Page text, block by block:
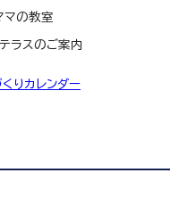
マの教室
ラスのご案内
りカレンダー